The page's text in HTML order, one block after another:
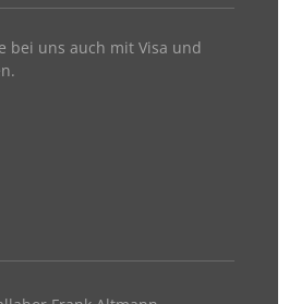
bei uns auch mit Visa und